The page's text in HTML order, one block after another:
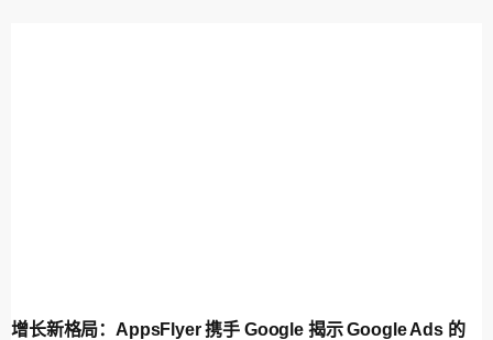
增长新格局：AppsFlyer 携手 Google 揭示 Google Ads 的